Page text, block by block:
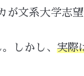
が文系大学志
しかし、 実際